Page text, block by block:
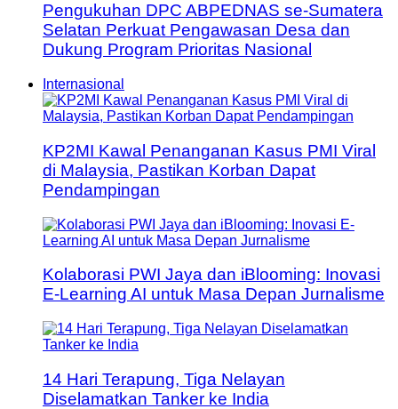
Pengukuhan DPC ABPEDNAS se-Sumatera
Selatan Perkuat Pengawasan Desa dan
Dukung Program Prioritas Nasional
Internasional
KP2MI Kawal Penanganan Kasus PMI Viral
di Malaysia, Pastikan Korban Dapat
Pendampingan
Kolaborasi PWI Jaya dan iBlooming: Inovasi
E-Learning AI untuk Masa Depan Jurnalisme
14 Hari Terapung, Tiga Nelayan
Diselamatkan Tanker ke India